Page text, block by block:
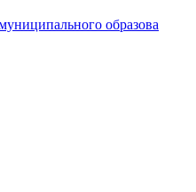
образова